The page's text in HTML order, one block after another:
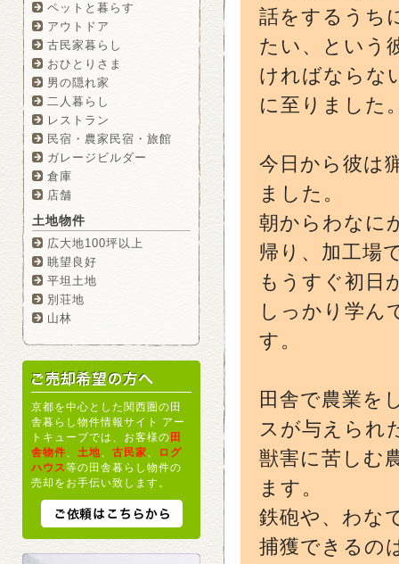
話をするうち
たい、という
ければならな
に至りました
今日から彼は
ました。
朝からわなに
帰り、加工場
もうすぐ初日
しっかり学ん
す。
田舎で農業を
スが与えられ
獣害に苦しむ
ます。
鉄砲や、わな
捕獲できるの
ペットと暮らす
アウトドア
古民家暮らし
おひとりさま
男の隠れ家
二人暮らし
レストラン
民宿・農家民宿・旅館
ガレージビルダー
倉庫
店舗
土地物件
広大地100坪以上
眺望良好
平坦土地
別荘地
山林
京都を中心とした関西圏の田
舎暮らし物件情報サイト アー
トキューブでは、お客様の田
舎物件
土地 古民家
ログ
ハウス等の田舎暮らし物件の
売却をお手伝い致します。